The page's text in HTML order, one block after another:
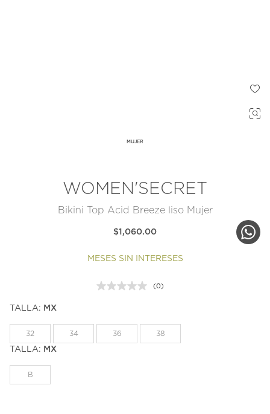
MUJER
WOMEN'SECRET
Bikini Top Acid Breeze liso Mujer
$1,060.00
MESES SIN INTERESES
Sin
la
misma
(0)
TALLA: MX
32 34 36 38
TALLA: MX
B